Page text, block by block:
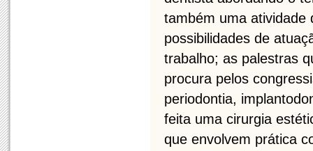
também uma atividade
possibilidades de
trabalho; as palestras
procura pelos
periodontia,
feita uma cirurgia
que envolvem prática